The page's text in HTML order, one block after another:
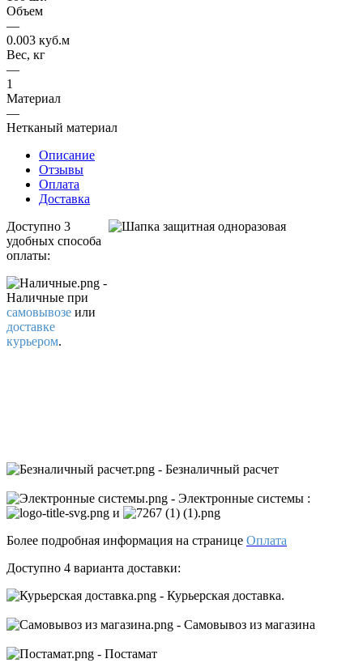
Объем
—
0.003 куб.м
Вес, кг
—
1
Материал
—
Нетканый материал
Описание
Отзывы
Оплата
Доставка
Доступно 3
удобных способа
оплаты:
-
Наличные при
самовывозе или
доставке
курьером.
- Безналичный расчет
- Электронные системы :
и
Более подробная информация на странице Оплата
Доступно 4 варианта доставки:
- Курьерская доставка.
- Самовывоз из магазина
- Постамат